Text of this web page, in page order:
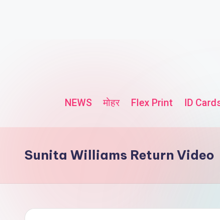
NEWS मोहर Flex Print ID
Sunita Williams Return Video